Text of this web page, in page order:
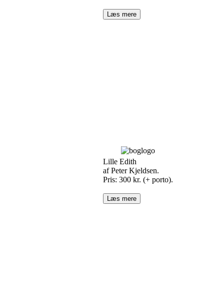
Læs mere
Lille Edith
af Peter Kjeldsen.
Pris: 300 kr. (+ porto).
Læs mere